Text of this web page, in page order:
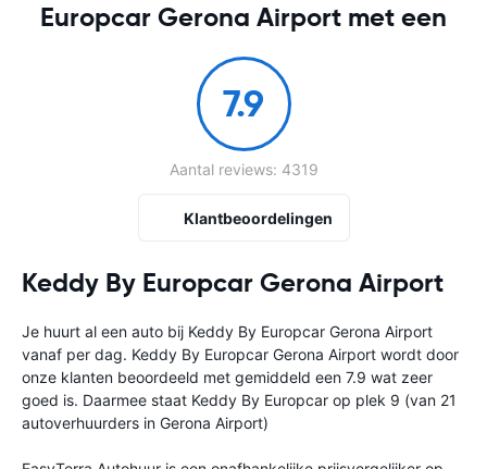
Keddy By Europcar Gerona Airport
Je huurt al een auto bij Keddy By Europcar Gerona Airport
vanaf per dag. Keddy By Europcar Gerona Airport wordt door
onze klanten beoordeeld met gemiddeld een 7.9 wat zeer
goed is. Daarmee staat Keddy By Europcar op plek 9 (van 21
autoverhuurders in Gerona Airport)
Europcar Gerona Airport met een
7.9
Aantal reviews: 4319
Klantbeoordelingen